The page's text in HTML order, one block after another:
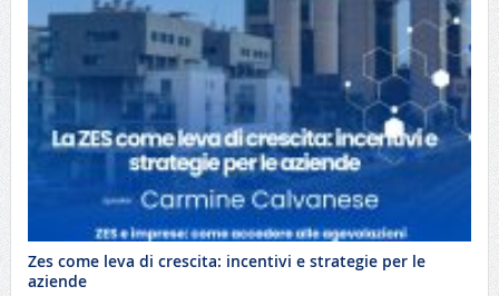
Zes come leva di crescita: incentivi e strategie per le
aziende